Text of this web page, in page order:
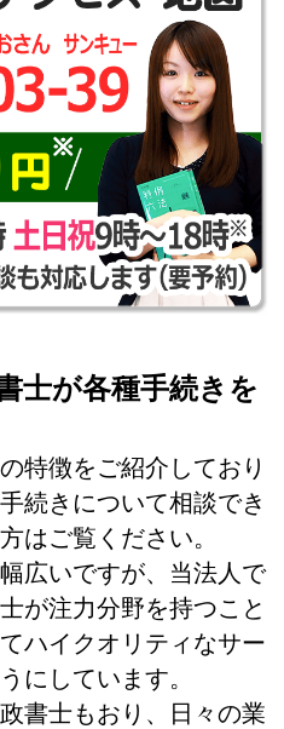
士が各種手続きを
特徴をご紹介しており
続きについて相談でき
はご覧ください。
広いですが、当法人で
が注力分野を持つこと
ハイクオリティなサー
にしています。
書士もおり、日々の業